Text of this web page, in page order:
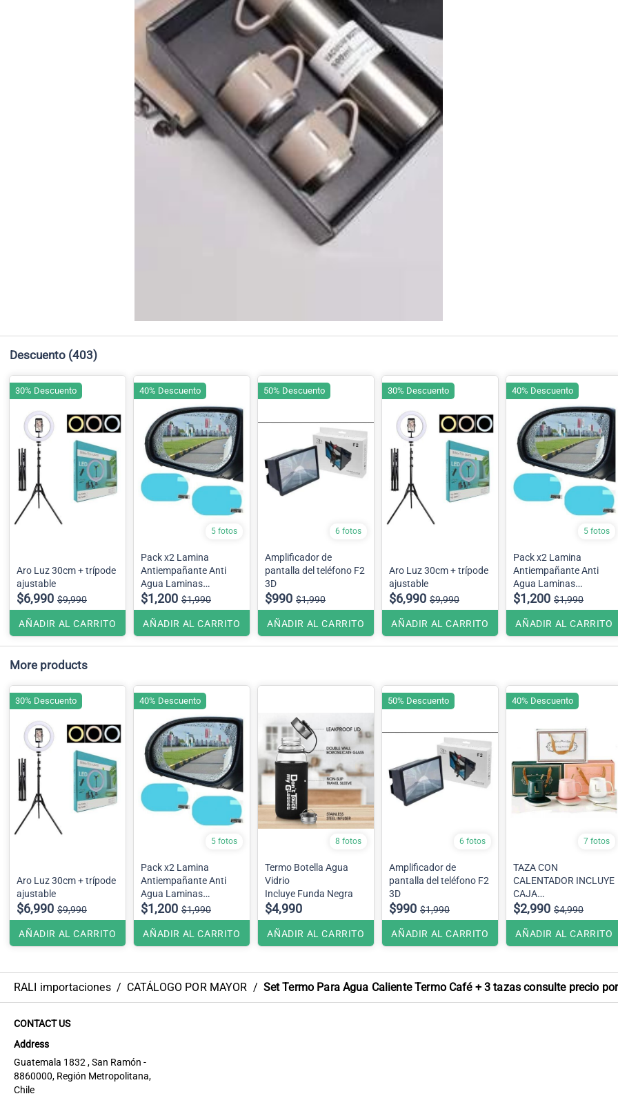
Descuento (403)
Aro Luz 30cm + trípode
ajustable
$6,990 $9,990
AÑADIR AL CARRITO
30% Descuento
5 fotos
Pack x2 Lamina
Antiempañante Anti
Agua Laminas
Ovaladas ,Espejo
Retrovisor
$1,200 $1,990
AÑADIR AL CARRITO
40% Descuento
6 fotos
Amplificador de
pantalla del teléfono F2
3D
$990 $1,990
AÑADIR AL CARRITO
50% Descuento
Aro Luz 30cm + trípode
ajustable
$6,990 $9,990
AÑADIR AL CARRITO
30% Descuento
5 fotos
Pack x2 Lamina
Antiempañante Anti
Agua Laminas
Ovaladas ,Espejo
Retrovisor
$1,200 $1,990
AÑADIR AL CARRITO
40% Descuento
More products
Aro Luz 30cm + trípode
ajustable
$6,990 $9,990
AÑADIR AL CARRITO
30% Descuento
5 fotos
Pack x2 Lamina
Antiempañante Anti
Agua Laminas
Ovaladas ,Espejo
Retrovisor
$1,200 $1,990
AÑADIR AL CARRITO
40% Descuento
8 fotos
Termo Botella Agua
Vidrio
Incluye Funda Negra
$4,990
AÑADIR AL CARRITO
6 fotos
Amplificador de
pantalla del teléfono F2
3D
$990 $1,990
AÑADIR AL CARRITO
50% Descuento
7 fotos
TAZA CON
CALENTADOR INCLUYE
CAJA
Colores Rosado, Verde ,
Rojo y Blanco .
Se envían colores al
azar
$2,990 $4,990
AÑADIR AL CARRITO
40% Descuento
RALI importaciones / CATÁLOGO POR MAYOR / Set Termo Para Agua Caliente Termo Café + 3 tazas consulte precio
CONTACT US
Address
Guatemala 1832 , San Ramón -
8860000, Región Metropolitana,
Chile